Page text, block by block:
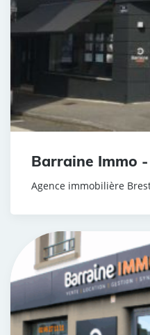
Barraine Immo
Agence immobilière